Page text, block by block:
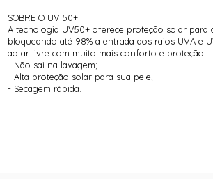
SOBRE O UV 50+
A tecnologia UV50+ oferece proteção solar para
bloqueando até 98% a entrada dos raios UVA e
ao ar livre com muito mais conforto e proteção.
- Não sai na lavagem;
- Alta proteção solar para sua pele;
- Secagem rápida.